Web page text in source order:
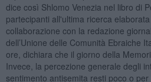
dice così Shlomo Venezia nel libro di
partecipanti all'ultima ricerca elaborata
collaborazione con la redazione
dell’Unione delle Comunità Ebraiche
ore, dichiara che il giorno della
Invece, la percezione generale degli
sentimento antisemita resti poco o per